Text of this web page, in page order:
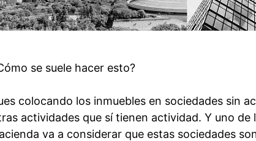
se suele hacer esto?
colocando los inmuebles en sociedades sin
actividades que sí tienen actividad. Y uno de
va a considerar que estas sociedades